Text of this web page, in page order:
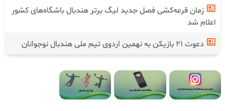
زمان قرعه‌کشی فصل جدید لیگ برتر هندبال باشگاه‌های کشور
اعلام شد
دعوت ۲۱ بازیکن به نهمین اردوی تیم ملی هندبال نوجوانان